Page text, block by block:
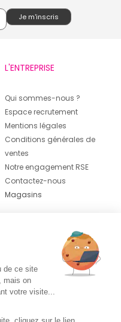
L'ENTREPRISE
Qui sommes-nous ?
Espace recrutement
Mentions légales
Conditions générales de
ventes
Notre engagement RSE
Contactez-nous
Magasins
de ce site
mais on
votre visite...
cliquez sur le lien